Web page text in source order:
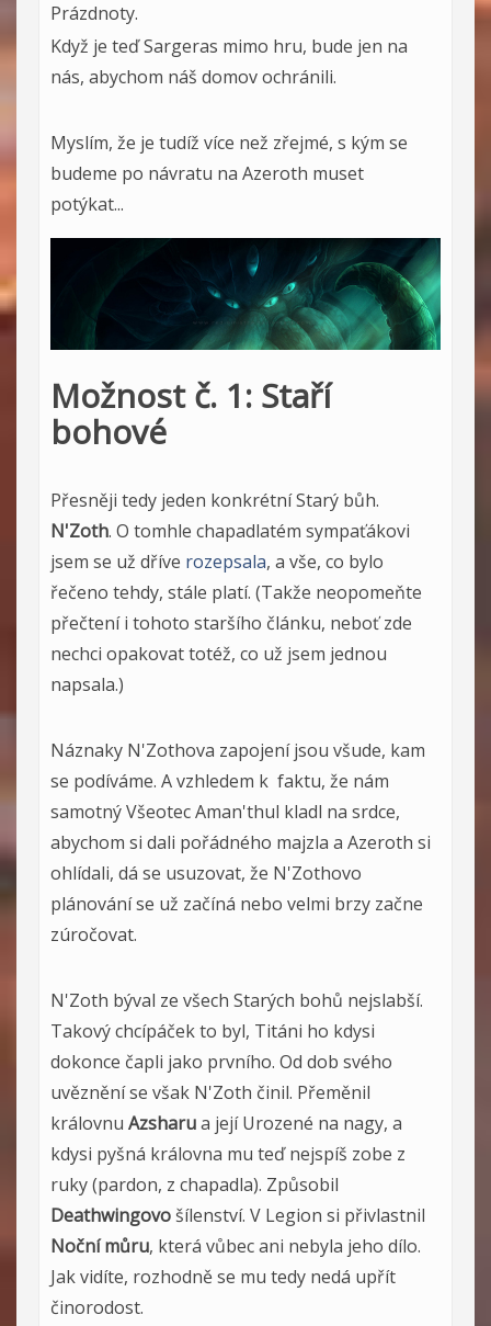
Prázdnoty.
Když je teď Sargeras mimo hru, bude jen na
nás, abychom náš domov ochránili.
Myslím, že je tudíž více než zřejmé, s kým se
budeme po návratu na Azeroth muset
potýkat...
Možnost č. 1: Staří
bohové
Přesněji tedy jeden konkrétní Starý bůh.
N'Zoth. O tomhle chapadlatém sympaťákovi
jsem se už dříve rozepsala, a vše, co bylo
řečeno tehdy, stále platí. (Takže neopomeňte
přečtení i tohoto staršího článku, neboť zde
nechci opakovat totéž, co už jsem jednou
napsala.)
Náznaky N'Zothova zapojení jsou všude, kam
se podíváme. A vzhledem k faktu, že nám
samotný Všeotec Aman'thul kladl na srdce,
abychom si dali pořádného majzla a Azeroth si
ohlídali, dá se usuzovat, že N'Zothovo
plánování se už začíná nebo velmi brzy začne
zúročovat.
N'Zoth býval ze všech Starých bohů nejslabší.
Takový chcípáček to byl, Titáni ho kdysi
dokonce čapli jako prvního. Od dob svého
uvěznění se však N'Zoth činil. Přeměnil
královnu Azsharua její Urozené na nagy, a
kdysi pyšná královna mu teď nejspíš zobe z
ruky (pardon, z chapadla). Způsobil
Deathwingovošílenství. V Legion si přivlastnil
Noční můru, která vůbec ani nebyla jeho dílo.
Jak vidíte, rozhodně se mu tedy nedá upřít
činorodost.